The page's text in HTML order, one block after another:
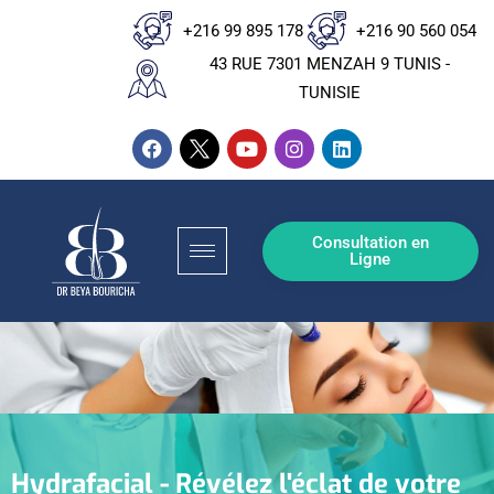
+216 99 895 178
+216 90 560 054
43 RUE 7301 MENZAH 9 TUNIS -
TUNISIE
Consultation en
Ligne
Hydrafacial - Révélez l'éclat de votre